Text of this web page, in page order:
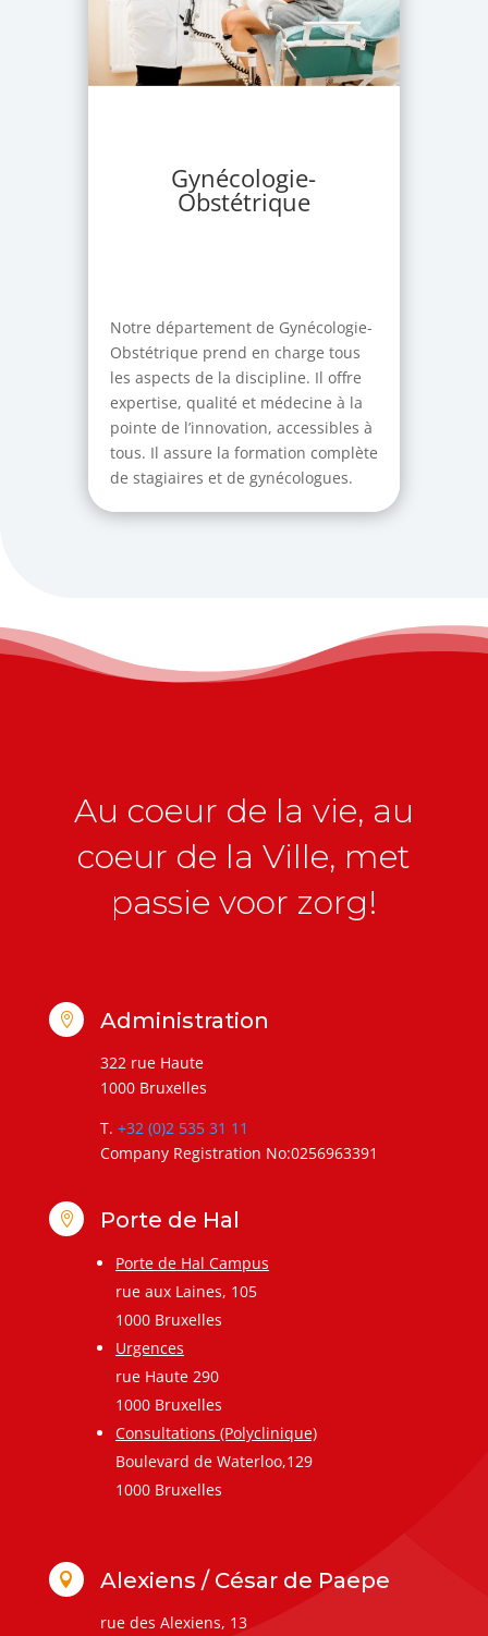
Gynécologie-
Obstétrique
Notre département de Gynécologie-
Obstétrique prend en charge tous
les aspects de la discipline. Il offre
expertise, qualité et médecine à la
pointe de l’innovation, accessibles à
tous. Il assure la formation complète
de stagiaires et de gynécologues.
Au coeur de la vie, au
coeur de la Ville, met
passie voor zorg!
 Administration
322 rue Haute
1000 Bruxelles
T. +32 (0)2 535 31 11
Company Registration No:0256963391
 Porte de Hal
Porte de Hal Campus
rue aux Laines, 105
1000 Bruxelles
Urgences
rue Haute 290
1000 Bruxelles
Consultations (Polyclinique)
Boulevard de Waterloo,129
1000 Bruxelles
 Alexiens / César de Paepe
rue des Alexiens, 13